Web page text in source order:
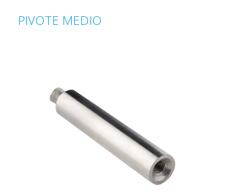
PIVOTE MEDIO